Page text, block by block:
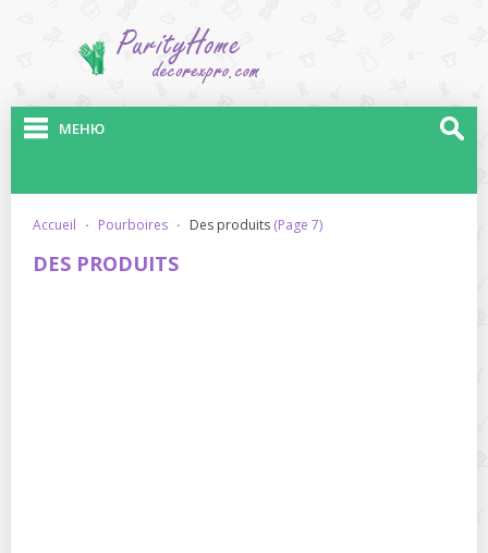
МЕНЮ
accueil · pourboires · des produits (Page 7)
DES PRODUITS